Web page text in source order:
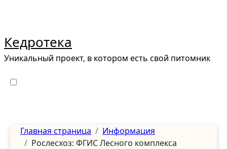
Кедротека
Уникальный проект, в котором есть свой питомник
Главная страница
Информация
Рослесхоз: ФГИС Лесного комплекса